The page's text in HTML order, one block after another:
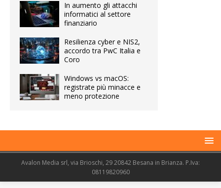
In aumento gli attacchi
informatici al settore
finanziario
Resilienza cyber e NIS2,
accordo tra PwC Italia e
Coro
Windows vs macOS:
registrate più minacce e
meno protezione
Avalon Media srl, via Brioschi, 29 20842 Besana in Brianza. P.Iva:
08119820960